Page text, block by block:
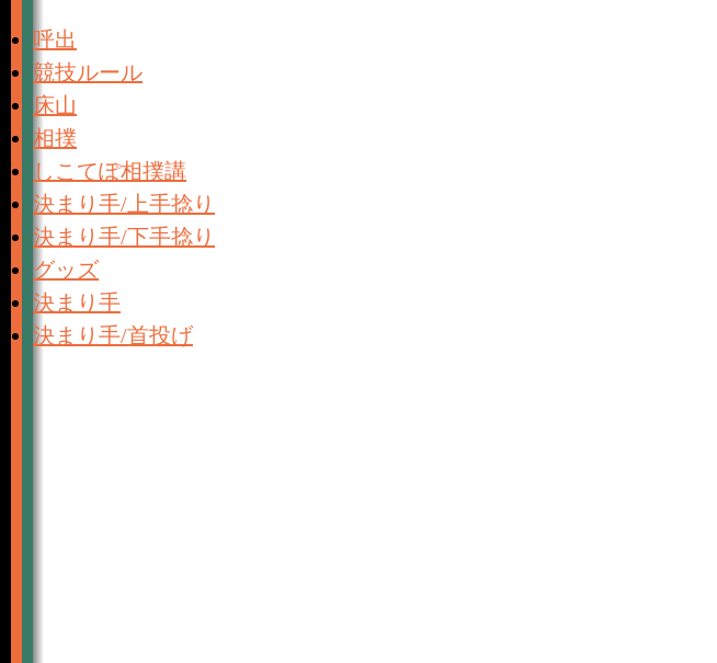
呼出
競技ルール
床山
相撲
しこてぽ相撲講
決まり手/上手捻り
決まり手/下手捻り
グッズ
決まり手
決まり手/首投げ